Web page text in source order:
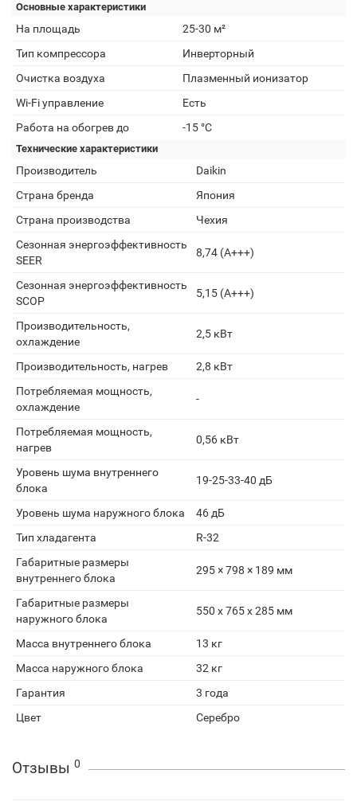
Основные характеристики
На площадь
25-30 м²
Тип компрессора
Инверторный
Очистка воздуха
Плазменный ионизатор
Wi-Fi управление
Есть
Работа на обогрев до
-15 °C
Технические характеристики
Производитель
Daikin
Страна бренда
Япония
Страна производства
Чехия
Сезонная энергоэффективность
SEER
8,74 (A+++)
Сезонная энергоэффективность
SCOP
5,15 (A+++)
Производительность,
охлаждение
2,5 кВт
Производительность, нагрев
2,8 кВт
Потребляемая мощность,
охлаждение
-
Потребляемая мощность,
нагрев
0,56 кВт
Уровень шума внутреннего
блока
19-25-33-40 дБ
Уровень шума наружного блока
46 дБ
Тип хладагента
R-32
Габаритные размеры
внутреннего блока
295 × 798 × 189 мм
Габаритные размеры
наружного блока
550 x 765 x 285 мм
Масса внутреннего блока
13 кг
Масса наружного блока
32 кг
Гарантия
3 года
Цвет
Серебро
Отзывы 0